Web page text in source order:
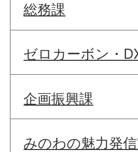
総務課
ゼロカーボン・
企画振興課
みのわの魅力発